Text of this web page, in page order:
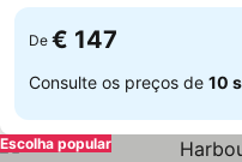
De € 147
Consulte os preços de 10
Escolha popular